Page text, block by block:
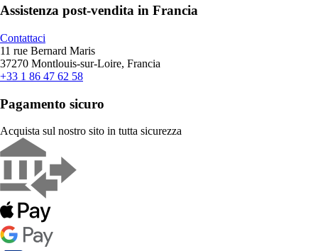
Assistenza post-vendita in Francia
Contattaci
11 rue Bernard Maris
37270 Montlouis-sur-Loire, Francia
+33 1 86 47 62 58
Pagamento sicuro
Acquista sul nostro sito in tutta sicurezza